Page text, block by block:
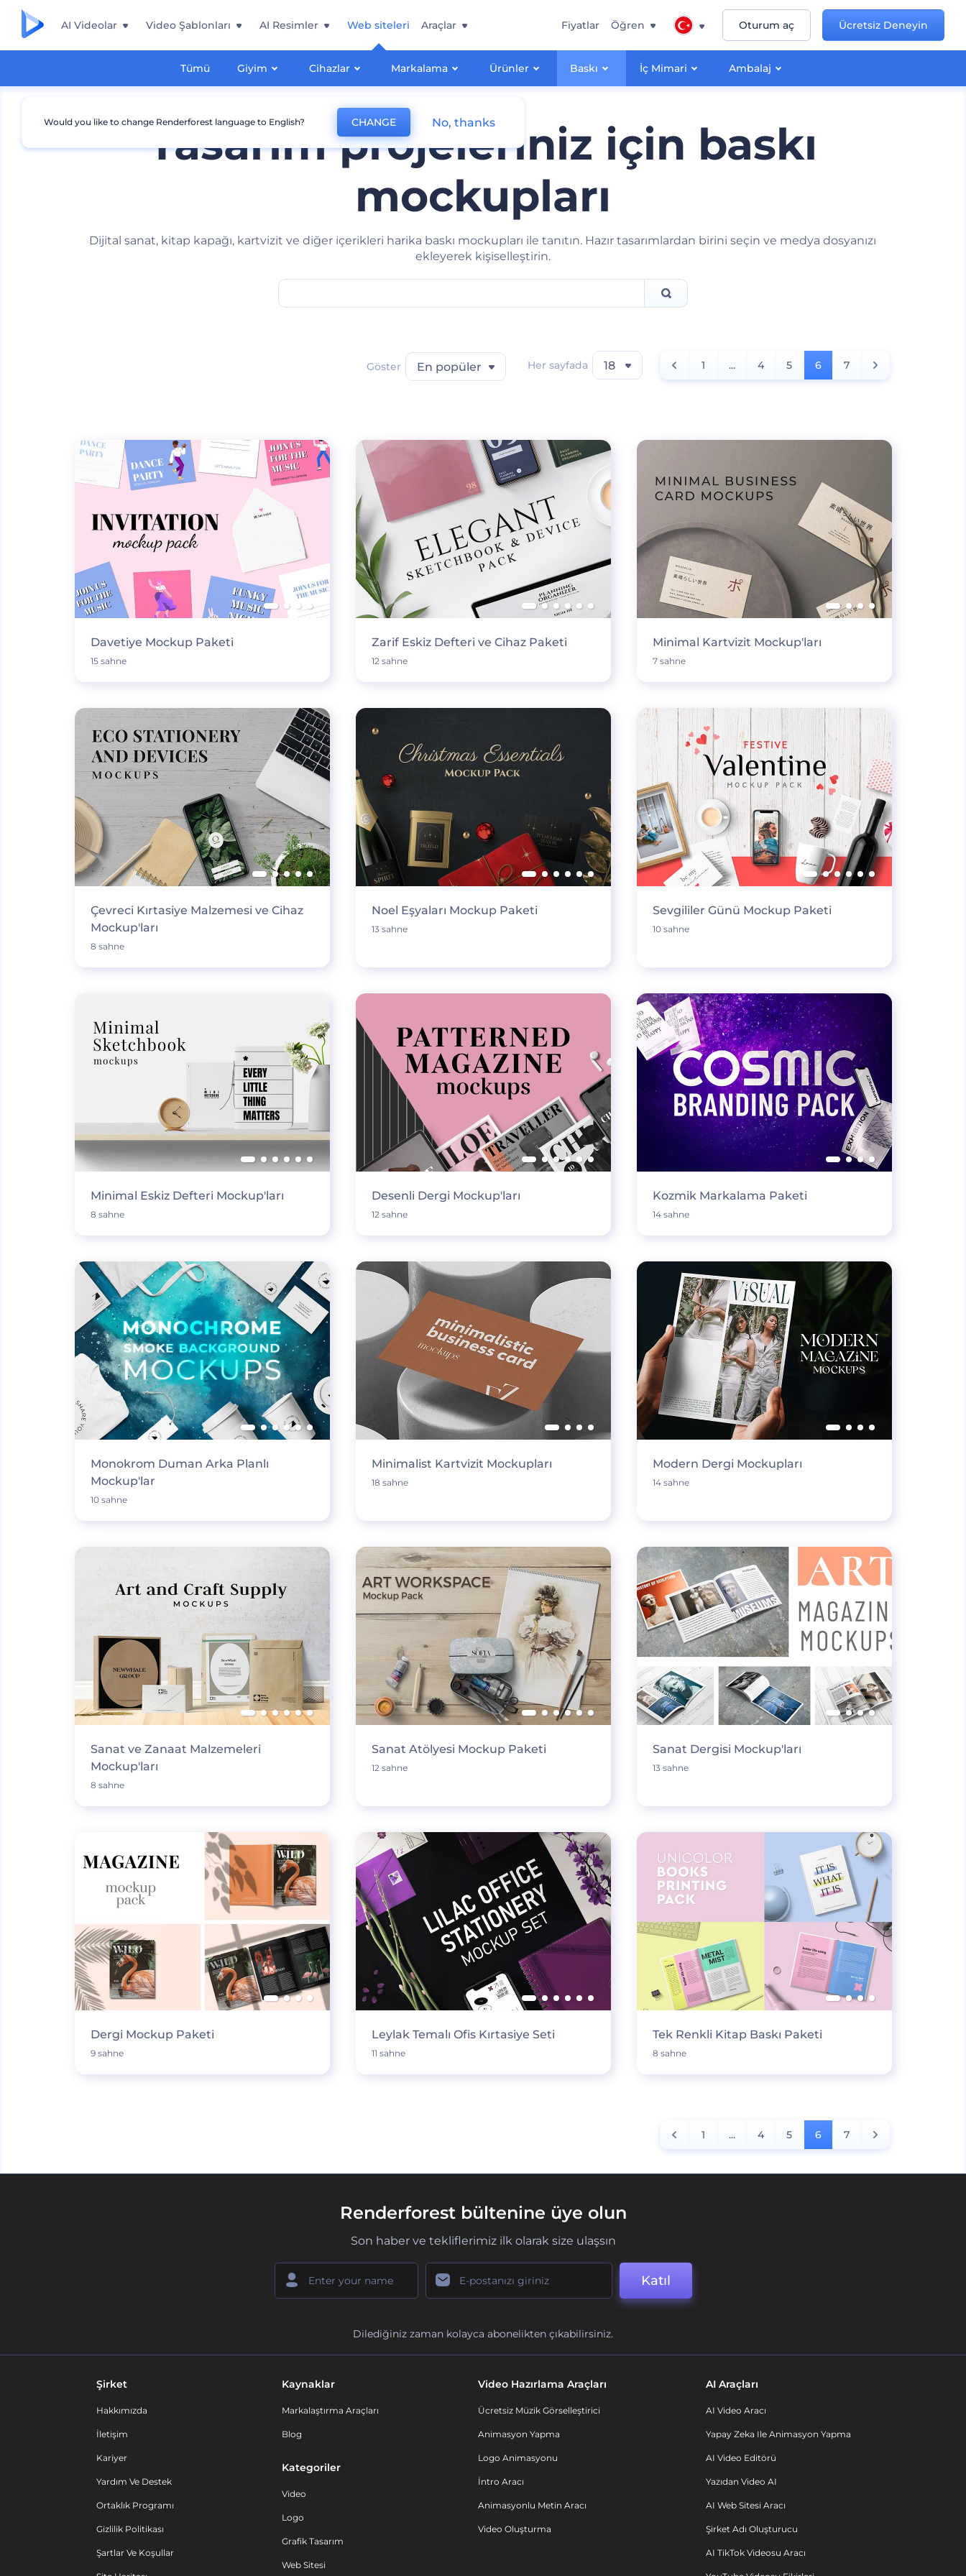
AI Videolar Video Şablonları AI Resimler Web siteleri
Tümü Giyim Cihazlar Markalama Ürünler Baskı İç Mimari Ambalaj
Araçlar Fiyatlar Öğren Oturum aç Ücretsiz Deneyin
Tasarım projeleriniz için baskı
mockupları
Dijital sanat, kitap kapağı, kartvizit ve diğer içerikleri harika baskı mockupları ile tanıtın. Hazır tasarımlardan birini seçin ve medya dosyanızı
ekleyerek kişiselleştirin.
Göster En popüler Her sayfada 18 1 ... 4 5 6 7
Davetiye Mockup Paketi
15 sahne
Zarif Eskiz Defteri ve Cihaz Paketi
12 sahne
Minimal Kartvizit Mockup'ları
7 sahne
Çevreci Kırtasiye Malzemesi ve Cihaz
Mockup'ları
8 sahne
Noel Eşyaları Mockup Paketi
13 sahne
Sevgililer Günü Mockup Paketi
10 sahne
Minimal Eskiz Defteri Mockup'ları
8 sahne
Desenli Dergi Mockup'ları
12 sahne
Kozmik Markalama Paketi
14 sahne
Monokrom Duman Arka Planlı
Mockup'lar
10 sahne
Minimalist Kartvizit Mockupları
18 sahne
Modern Dergi Mockupları
14 sahne
Sanat ve Zanaat Malzemeleri
Mockup'ları
8 sahne
Sanat Atölyesi Mockup Paketi
12 sahne
Sanat Dergisi Mockup'ları
13 sahne
Dergi Mockup Paketi
9 sahne
Leylak Temalı Ofis Kırtasiye Seti
11 sahne
Tek Renkli Kitap Baskı Paketi
8 sahne
1 ... 4 5 6 7
Renderforest bültenine üye olun
Son haber ve tekliflerimiz ilk olarak size ulaşsın
Katıl
Dilediğiniz zaman kolayca abonelikten çıkabilirsiniz.
Şirket
Hakkımızda
İletişim
Kariyer
Yardım Ve Destek
Ortaklık Programı
Gizlilik Politikası
Şartlar Ve Koşullar
Kaynaklar
Markalaştırma Araçları
Blog
Kategoriler
Video
Logo
Grafik Tasarım
Web Sitesi
Video Hazırlama Araçları
Ücretsiz Müzik Görselleştirici
Animasyon Yapma
Logo Animasyonu
İntro Aracı
Animasyonlu Metin Aracı
Video Oluşturma
AI Araçları
AI Video Aracı
Yapay Zeka Ile Animasyon Yapma
AI Video Editörü
Yazıdan Video AI
AI Web Sitesi Aracı
Şirket Adı Oluşturucu
AI TikTok Videosu Aracı
Would you like to change Renderforest language to English? CHANGE No, thanks